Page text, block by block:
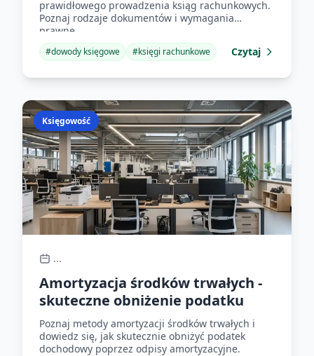
prawidłowego prowadzenia ksiąg rachunkowych.
Poznaj rodzaje dokumentów i wymagania
prawne.
#dowody księgowe #księgi rachunkowe Czytaj
Księgowość
...
Amortyzacja środków trwałych -
skuteczne obniżenie podatku
Poznaj metody amortyzacji środków trwałych i
dowiedz się, jak skutecznie obniżyć podatek
dochodowy poprzez odpisy amortyzacyjne.